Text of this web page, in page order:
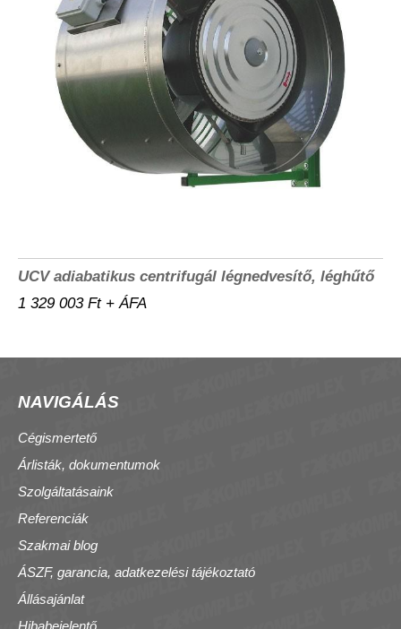
UCV adiabatikus centrifugál légnedvesítő, léghűtő
1 329 003 Ft + ÁFA
NAVIGÁLÁS
Cégismertető
Árlisták, dokumentumok
Szolgáltatásaink
Referenciák
Szakmai blog
ÁSZF, garancia, adatkezelési tájékoztató
Állásajánlat
Hibabejelentő